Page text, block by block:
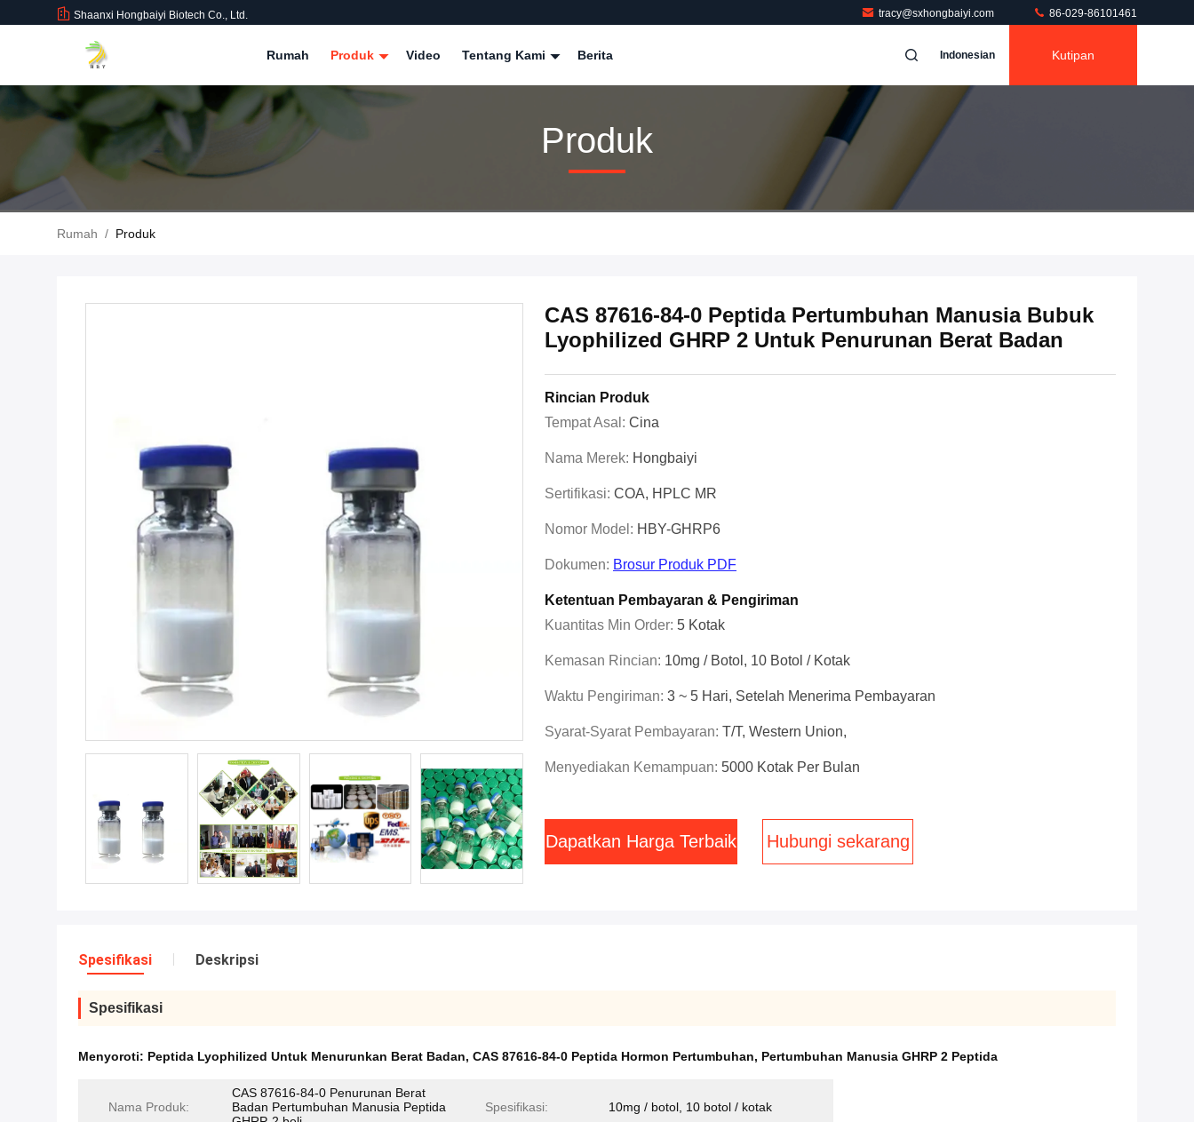
Shaanxi Hongbaiyi Biotech Co., Ltd. tracy@sxhongbaiyi.com 86-029-86101461
Rumah Produk Video Tentang Kami Berita Indonesian Kutipan
Produk
Rumah / Produk
CAS 87616-84-0 Peptida Pertumbuhan Manusia Bubuk
Lyophilized GHRP 2 Untuk Penurunan Berat Badan
Rincian Produk
Tempat Asal: Cina
Nama Merek: Hongbaiyi
Sertifikasi: COA, HPLC MR
Nomor Model: HBY-GHRP6
Dokumen: Brosur Produk PDF
Ketentuan Pembayaran & Pengiriman
Kuantitas Min Order: 5 Kotak
Kemasan Rincian: 10mg / Botol, 10 Botol / Kotak
Waktu Pengiriman: 3 ~ 5 Hari, Setelah Menerima Pembayaran
Syarat-Syarat Pembayaran: T/T, Western Union,
Menyediakan Kemampuan: 5000 Kotak Per Bulan
Dapatkan Harga Terbaik Hubungi sekarang
Spesifikasi Deskripsi
Spesifikasi
Menyoroti: Peptida Lyophilized Untuk Menurunkan Berat Badan, CAS 87616-84-0 Peptida Hormon Pertumbuhan, Pertumbuhan Manusia GHRP 2 Peptida
Nama Produk:
CAS 87616-84-0 Penurunan Berat
Badan Pertumbuhan Manusia Peptida
Spesifikasi: 10mg / botol, 10 botol / kotak